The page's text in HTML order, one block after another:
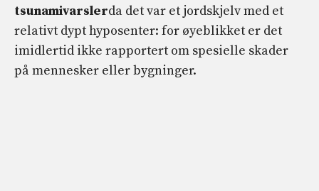
tsunamivarslerda det var et jordskjelv med et
relativt dypt hyposenter: for øyeblikket er det
imidlertid ikke rapportert om spesielle skader
på mennesker eller bygninger.